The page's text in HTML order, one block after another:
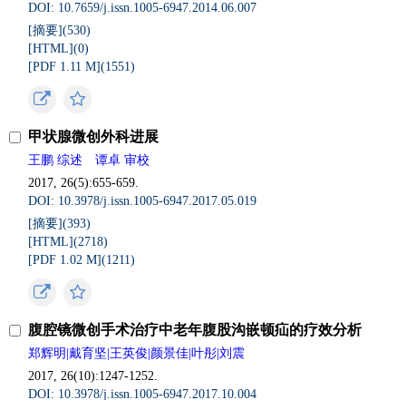
DOI: 10.7659/j.issn.1005-6947.2014.06.007
[摘要](530)
[HTML](0)
[PDF 1.11 M](1551)
甲状腺微创外科进展
王鹏 综述 谭卓 审校
2017, 26(5):655-659.
DOI: 10.3978/j.issn.1005-6947.2017.05.019
[摘要](393)
[HTML](2718)
[PDF 1.02 M](1211)
腹腔镜微创手术治疗中老年腹股沟嵌顿疝的疗效分析
郑辉明|戴育坚|王英俊|颜景佳|叶彤|刘震
2017, 26(10):1247-1252.
DOI: 10.3978/j.issn.1005-6947.2017.10.004